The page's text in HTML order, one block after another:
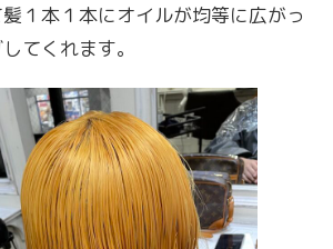
１本１本にオイルが均等に広がっ
てくれます。